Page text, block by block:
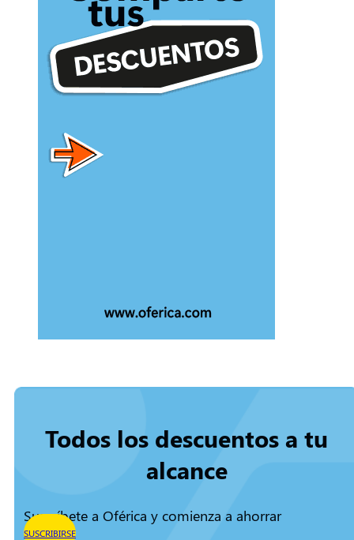
Todos los descuentos a tu
alcance
Suscríbete a Oférica y comienza a ahorrar
SUSCRIBIRSE